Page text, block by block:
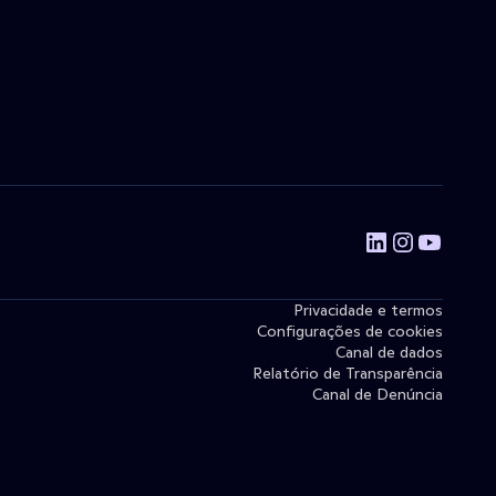
Privacidade e termos
Configurações de cookies
Canal de dados
Relatório de Transparência
Canal de Denúncia